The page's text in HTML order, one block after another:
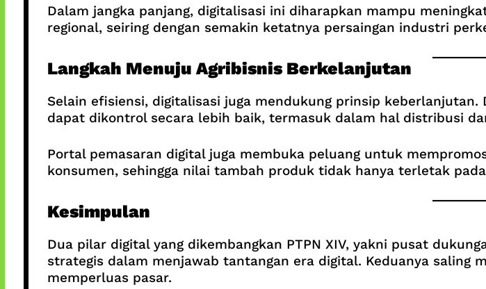
Dalam jangka panjang, digitalisasi ini diharapkan mampu
regional, seiring dengan semakin ketatnya persaingan industri
Langkah Menuju Agribisnis Berkelanjutan
Selain efisiensi, digitalisasi juga mendukung prinsip
dapat dikontrol secara lebih baik, termasuk dalam hal distribusi
Portal pemasaran digital juga membuka peluang untuk
konsumen, sehingga nilai tambah produk tidak hanya terletak
Kesimpulan
Dua pilar digital yang dikembangkan PTPN XIV, yakni pusat
strategis dalam menjawab tantangan era digital. Keduanya saling
memperluas pasar.